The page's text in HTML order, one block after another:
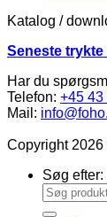
Katalog /
Seneste
Har du
Telefon: +45 43
Mail:
Copyright
Søg efter: